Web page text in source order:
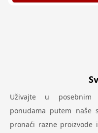
Uživajte u posebnim
ponudama putem naše
pronaći razne proizvode